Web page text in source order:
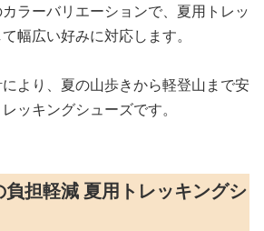
ラーバリエーションで、夏用トレッ
幅広い好みに対応します。
より、夏の山歩きから軽登山まで安
ッキングシューズです。
担軽減 夏用トレッキングシ